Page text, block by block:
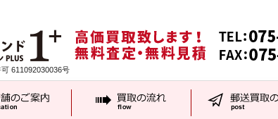
611092030036号